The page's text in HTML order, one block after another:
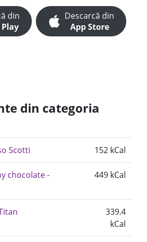
din
Descarcă din
App Store
din categoria
Scotti 152 kCal
chocolate -
449 kCal
339.4
kCal